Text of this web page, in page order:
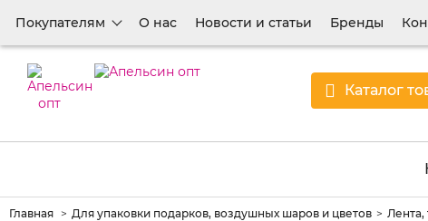
Покупателям О нас Новости и статьи Бренды
Каталог
Главная Для упаковки подарков, воздушных шаров и цветов Лента,